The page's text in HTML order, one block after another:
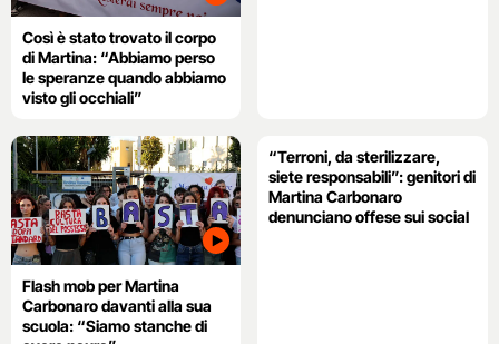
Così è stato trovato il corpo
di Martina: “Abbiamo perso
le speranze quando abbiamo
visto gli occhiali”
Flash mob per Martina
Carbonaro davanti alla sua
scuola: “Siamo stanche di
“Terroni, da sterilizzare,
siete responsabili”: genitori di
Martina Carbonaro
denunciano offese sui social